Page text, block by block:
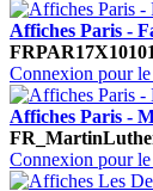
Affiches Paris -
Connexion pour
Affiches Paris -
Connexion pour